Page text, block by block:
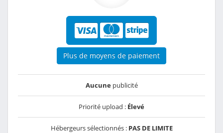
Plus de moyens de paiement
Aucunepublicité
Priorité upload : Élevé
Hébergeurs sélectionnés : PAS DE LIMITE